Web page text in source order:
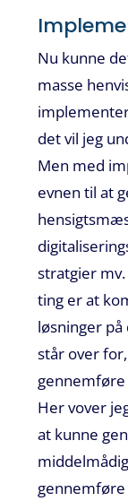
Nu kunne
masse
det vil jeg
Men med
evnen til at
stratgier
ting er at
løsninger
står over
Her vover
at kunne